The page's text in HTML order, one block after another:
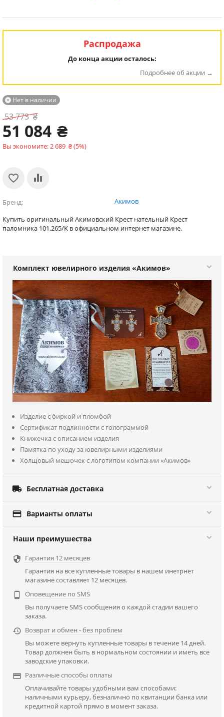
Распродажа
До конца акции осталось:
Подробнее об акции
Нет в наличии

53 773₴
51 084 ₴
Вы экономите:2 689 ₴(5%)
Бренд Акимов
Купить оригинальный Акимовский Крест нательный Крест
паломника 101.265/K в официальном интернет магазине.
Комплект ювелирного изделия «Акимов»
Изделие с биркой и пломбой
Сертификат подлинности с голограммой
Книжечка с описанием изделия
Памятка по уходу за ювелирными изделиями
Холщовый мешочек с логотипом компании «Акимов»
 Бесплатная доставка
 Варианты оплаты
Наши преимушества
 Гарантия 12 месяцев
Гарантия на все купленные товары в нашем инетрнет
магазине составляет 12 месяцев.

Оповещение по SMS
Вы получаете SMS сообщения о каждой стадии вашего
заказа.
 Возврат и обмен - без проблем
Вы можете вернуть купленные товары в течение 14 дней.
Товар должнен быть в нормальном состоянии и иметь все
заводские упаковки.
 Различные способы оплаты
Оплачивайте товары удобными вам способами:
наличными курьеру, безналично по квитанции банка или
кредитной картой прямо в момент заказа.